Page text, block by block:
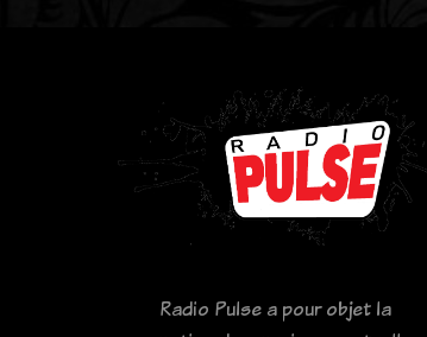
Radio Pulse a pour objet la